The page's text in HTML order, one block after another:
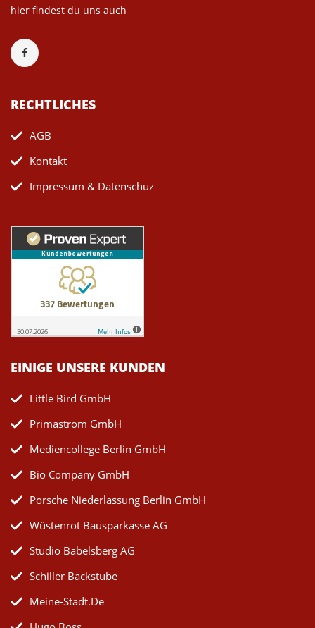
hier findest du uns auch
RECHTLICHES
AGB
Kontakt
Impressum & Datenschuz
EINIGE UNSERE KUNDEN
Little Bird GmbH
Primastrom GmbH
Mediencollege Berlin GmbH
Bio Company GmbH
Porsche Niederlassung Berlin GmbH
Wüstenrot Bausparkasse AG
Studio Babelsberg AG
Schiller Backstube
Meine-Stadt.de